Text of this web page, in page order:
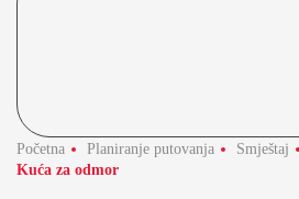
Početna Planiranje putovanja Smještaj
Kuća za odmor